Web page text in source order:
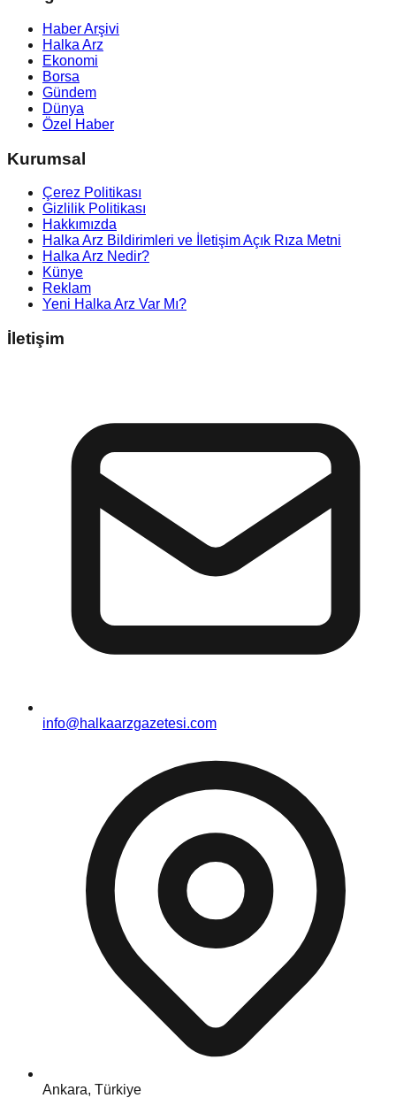
Haber Arşivi
Halka Arz
Ekonomi
Borsa
Gündem
Dünya
Özel Haber
Kurumsal
Çerez Politikası
Gizlilik Politikası
Hakkımızda
Halka Arz Bildirimleri ve İletişim Açık Rıza Metni
Halka Arz Nedir?
Künye
Reklam
Yeni Halka Arz Var Mı?
İletişim
info@halkaarzgazetesi.com
Ankara, Türkiye